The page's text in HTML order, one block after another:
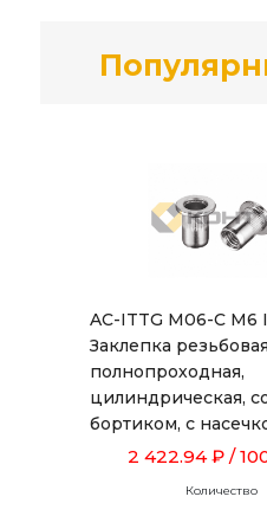
AC-ITTG M06-C M6
Заклепка
полнопроходная,
цилиндрическая,
бортиком, с
толщиной от 0,5
2 422.94 ₽ /
Количество